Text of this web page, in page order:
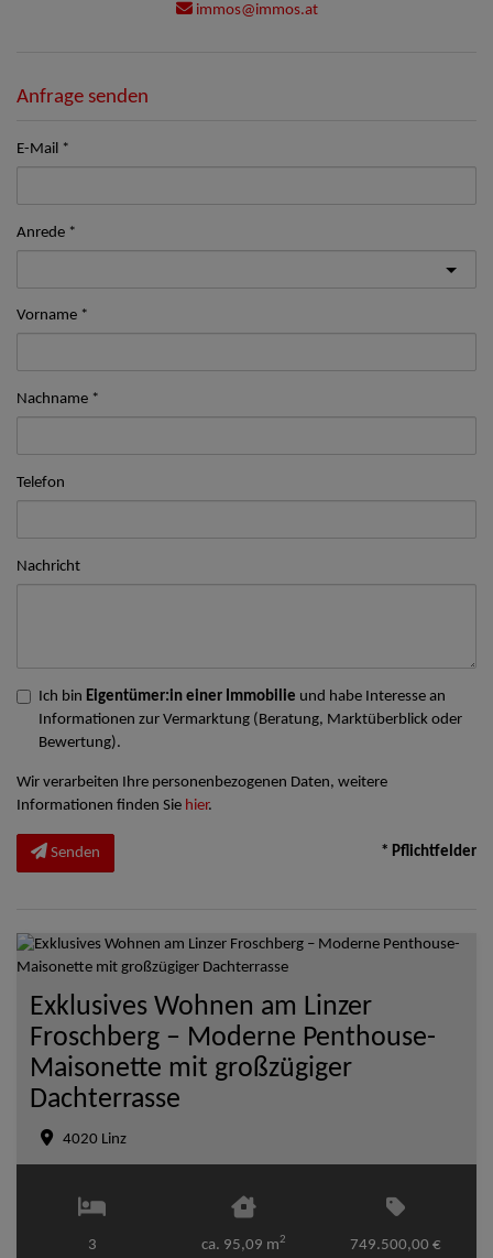
immos@immos.at
Anfrage senden
E-Mail
Anrede
Vorname
Nachname
Telefon
Nachricht
Ich bin Eigentümer:in einer Immobilie und habe Interesse an
Informationen zur Vermarktung (Beratung, Marktüberblick oder
Bewertung).
Wir verarbeiten Ihre personenbezogenen Daten, weitere
Informationen finden Sie hier.
Senden * Pflichtfelder
Exklusives Wohnen am Linzer
Froschberg – Moderne Penthouse-
Maisonette mit großzügiger
Dachterrasse
4020 Linz
3 ca. 95,09 m2 749.500,00 €